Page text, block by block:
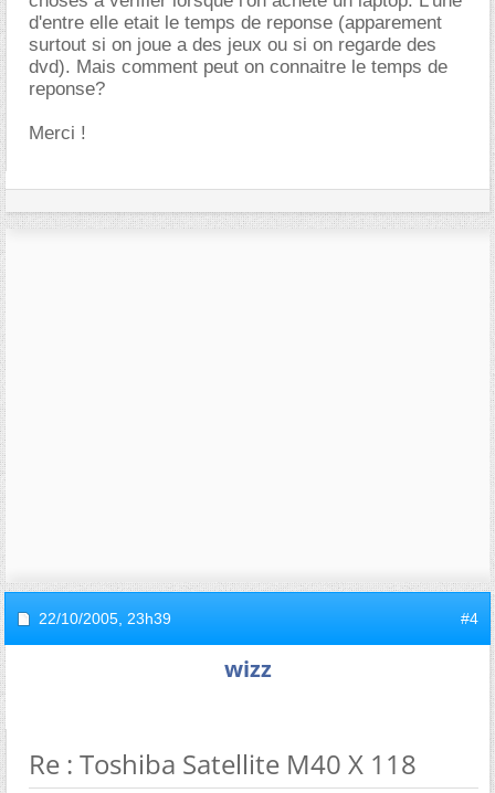
d'entre elle etait le temps de reponse (apparement
surtout si on joue a des jeux ou si on regarde des
dvd). Mais comment peut on connaitre le temps de
reponse?
Merci !
22/10/2005, 23h39 #4
wizz
Re : Toshiba Satellite M40 X 118